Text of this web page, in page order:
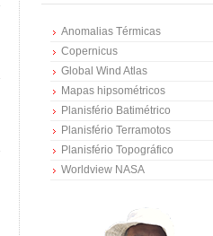
Anomalias Térmicas
Copernicus
Global Wind Atlas
Mapas hipsométricos
Planisfério Batimétrico
Planisfério Terramotos
Planisfério Topográfico
Worldview NASA